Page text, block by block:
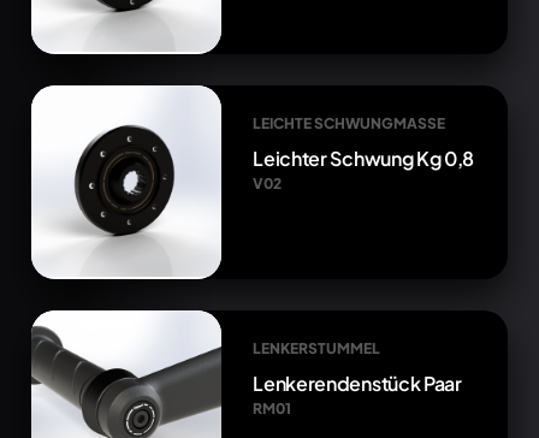
LEICHTE SCHWUNGMASSE
Leichter Schwung Kg 0,8
V02
LENKERSTUMMEL
Lenkerendenstück Paar
RM01